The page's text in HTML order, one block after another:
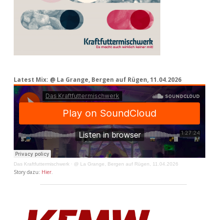
Latest Mix: @ La Grange, Bergen auf Rügen, 11.04.2026
Das Kraftfuttermischwerk · @ La Grange, Bergen auf Rügen, 11.04.2026
Story dazu: Hier